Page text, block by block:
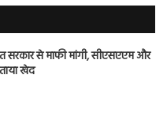
सरकार से माफी मांगी, सीएसएएम और
खेद